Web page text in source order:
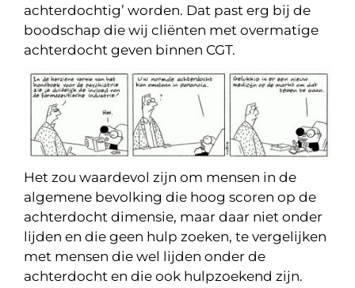
achterdochtig’ worden. Dat past erg bij de
boodschap die wij cliënten met overmatige
achterdocht geven binnen CGT.
Het zou waardevol zijn om mensen in de
algemene bevolking die hoog scoren op de
achterdocht dimensie, maar daar niet onder
lijden en die geen hulp zoeken, te vergelijken
met mensen die wel lijden onder de
achterdocht en die ook hulpzoekend zijn.